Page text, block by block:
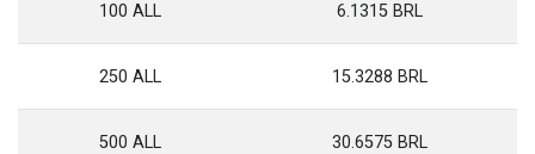
100 ALL 6.1315 BRL
250 ALL 15.3288 BRL
500 ALL 30.6575 BRL